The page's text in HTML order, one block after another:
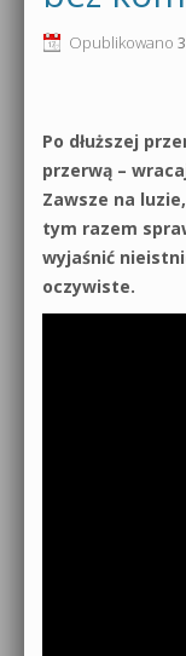
Produkcja
Sound Forge od
Dubstep z
Kontakt 5
0dB.pl - informacje
Materiały dla
Archiwum
Polityka
Regulamin
Opublikowano
Po dłuższej
przerwą –
Zawsze na
tym razem
wyjaśnić
oczywiste.